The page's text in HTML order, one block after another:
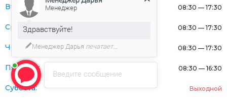
Вторник: 08:30 — 17:30
Среда: 08:30 — 17:30
Четверг: 08:30 — 17:30
Пятница: 08:30 — 16:30
Суббота: Выходной
Введите сообщение
Менеджер
Здравствуйте!
Менеджер Дарья печатает...